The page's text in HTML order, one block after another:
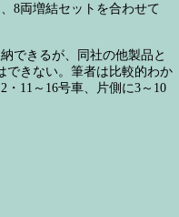
8両増結セットを合わせて
できるが、同社の他製品と
できない。筆者は比較的わか
・11～16号車、片側に3～10